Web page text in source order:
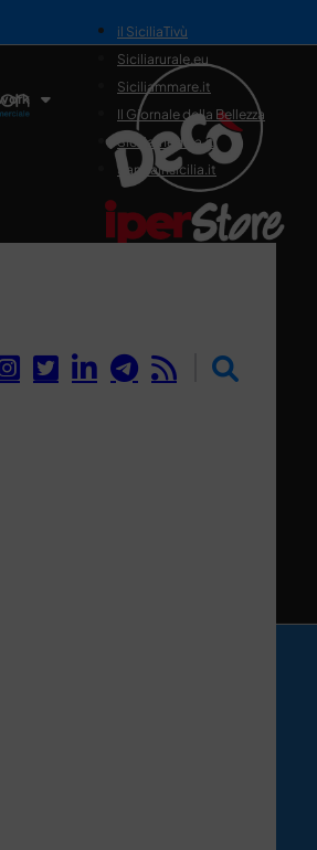
il SiciliaTivù
Siciliarurale.eu
Siciliammare.it
Il Giornale della Bellezza
Siciliamedica.it
Sanitainsicilia.it